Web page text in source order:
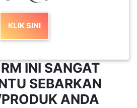
KLIK SINI
INI SANGAT
SEBARKAN
ANDA